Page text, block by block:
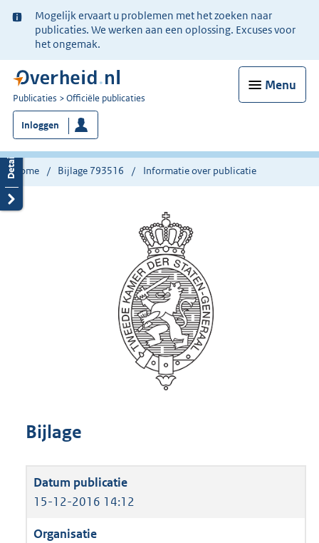
Ter
informatie:
Mogelijk ervaart u problemen met het zoeken naar
publicaties. We werken aan een oplossing. Excuses voor
het ongemak.
Menu
U
bent
nu
hier:
Publicaties Officiële publicaties
Inloggen
Home Bijlage 793516 Informatie over publicatie
Bijlage
15-12-2016 14:12